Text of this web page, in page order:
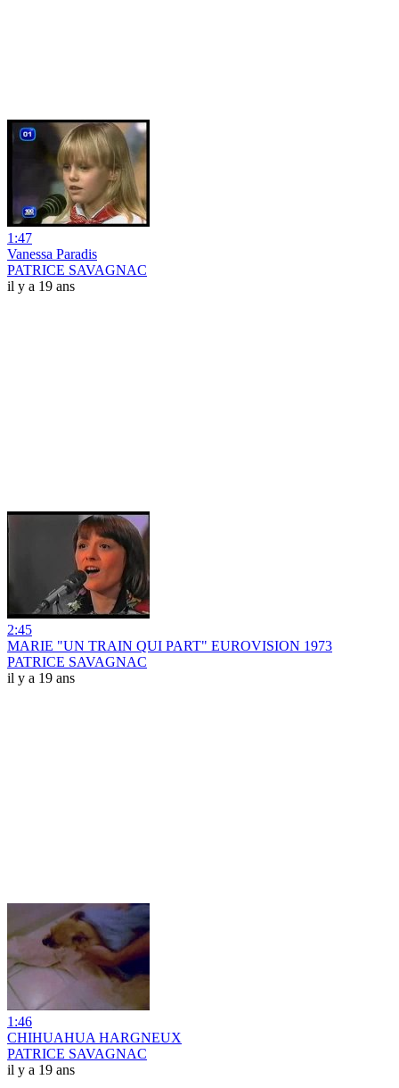
1:47
Vanessa Paradis
PATRICE SAVAGNAC
il y a 19 ans
2:45
MARIE "UN TRAIN QUI PART" EUROVISION 1973
PATRICE SAVAGNAC
il y a 19 ans
1:46
CHIHUAHUA HARGNEUX
PATRICE SAVAGNAC
il y a 19 ans